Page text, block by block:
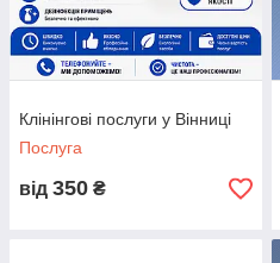
Клінінгові послуги у Вінниці
Послуга
від 350 ₴